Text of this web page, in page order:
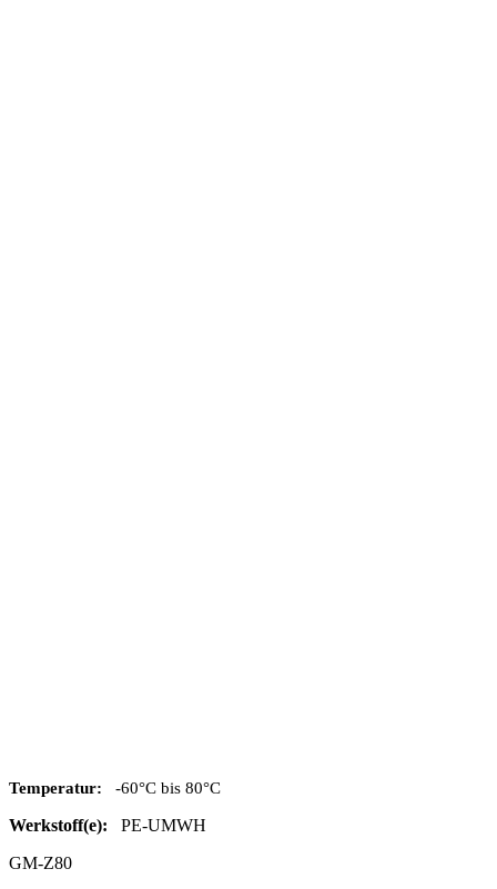
Temperatur: -60°C bis 80°C
Werkstoff(e): PE-UMWH
GM-Z80